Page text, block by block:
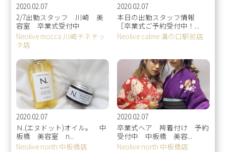
2020.02.07
2/7出勤スタッフ 川崎 美
容室 卒業式受付中
Neolive mocca 川崎チネチッ
タ店
2020.02.07
本日の出勤スタッフ情報
［卒業式ご予約受付中！...
Neolive calme 溝の口駅前店
2020.02.07
Ｎ.(エヌドット)オイル。 中
板橋 美容室 n...
Neolive north 中板橋店
2020.02.07
卒業式ヘア 袴着付け 予約
受付中 中板橋 美容...
Neolive north 中板橋店